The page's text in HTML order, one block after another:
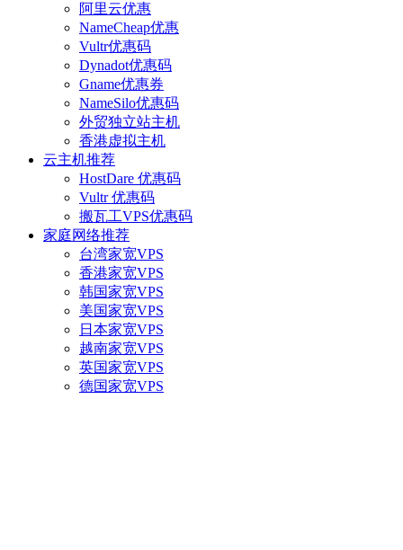
阿里云优惠
NameCheap优惠
Vultr优惠码
Dynadot优惠码
Gname优惠券
NameSilo优惠码
外贸独立站主机
香港虚拟主机
云主机推荐
HostDare 优惠码
Vultr 优惠码
搬瓦工VPS优惠码
家庭网络推荐
台湾家宽VPS
香港家宽VPS
韩国家宽VPS
美国家宽VPS
日本家宽VPS
越南家宽VPS
英国家宽VPS
德国家宽VPS